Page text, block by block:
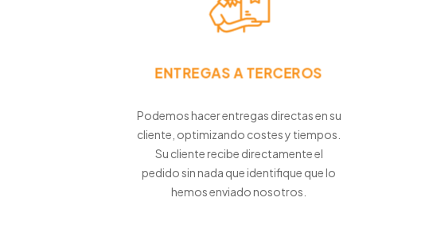
ENTREGAS A TERCEROS
Podemos hacer entregas directas en su
cliente, optimizando costes y tiempos.
Su cliente recibe directamente el
pedido sin nada que identifique que lo
hemos enviado nosotros.